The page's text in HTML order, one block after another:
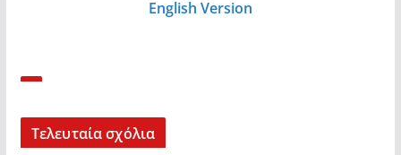
English Version
Τελευταία σχόλια